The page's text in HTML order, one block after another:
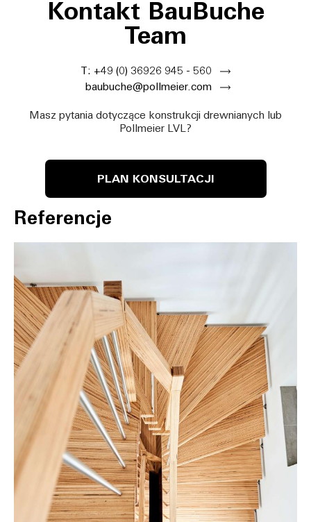
Kontakt BauBuche
Team
T: +49 (0) 36926 945 - 560
baubuche@pollmeier.com
Masz pytania dotyczące konstrukcji drewnianych lub
Pollmeier LVL?
PLAN KONSULTACJI
Referencje